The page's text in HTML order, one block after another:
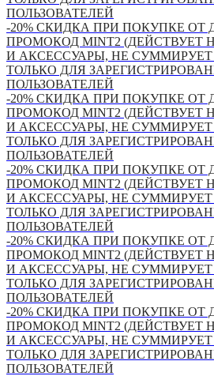
ПОЛЬЗОВАТЕЛЕЙ
-20% СКИДКА ПРИ ПОКУПКЕ ОТ
ПРОМОКОД MINT2 (ДЕЙСТВУЕТ
И АКСЕССУАРЫ, НЕ
ТОЛЬКО ДЛЯ
ПОЛЬЗОВАТЕЛЕЙ
-20% СКИДКА ПРИ ПОКУПКЕ ОТ
ПРОМОКОД MINT2 (ДЕЙСТВУЕТ
И АКСЕССУАРЫ, НЕ
ТОЛЬКО ДЛЯ
ПОЛЬЗОВАТЕЛЕЙ
-20% СКИДКА ПРИ ПОКУПКЕ ОТ
ПРОМОКОД MINT2 (ДЕЙСТВУЕТ
И АКСЕССУАРЫ, НЕ
ТОЛЬКО ДЛЯ
ПОЛЬЗОВАТЕЛЕЙ
-20% СКИДКА ПРИ ПОКУПКЕ ОТ
ПРОМОКОД MINT2 (ДЕЙСТВУЕТ
И АКСЕССУАРЫ, НЕ
ТОЛЬКО ДЛЯ
ПОЛЬЗОВАТЕЛЕЙ
-20% СКИДКА ПРИ ПОКУПКЕ ОТ
ПРОМОКОД MINT2 (ДЕЙСТВУЕТ
И АКСЕССУАРЫ, НЕ
ТОЛЬКО ДЛЯ
ПОЛЬЗОВАТЕЛЕЙ